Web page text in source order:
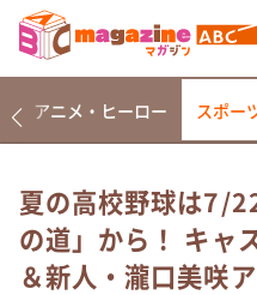
なるみ・岡村の過ぎる
相席食堂
アニメ・ヒーロー スポー
夏の高校野球は7/
の道」から！ キャ
＆新人・瀧口美咲